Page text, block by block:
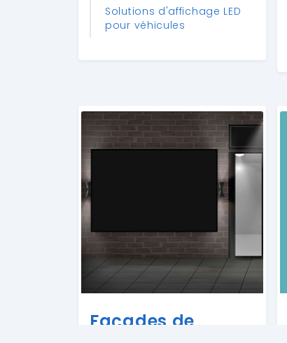
Solutions d'affichage LED
pour véhicules
Façades de